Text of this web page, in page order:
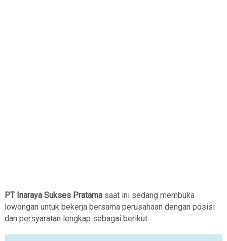
PT Inaraya Sukses Pratamasaat ini sedang membuka
lowongan untuk bekerja bersama perusahaan dengan posisi
dan persyaratan lengkap sebagai berikut.